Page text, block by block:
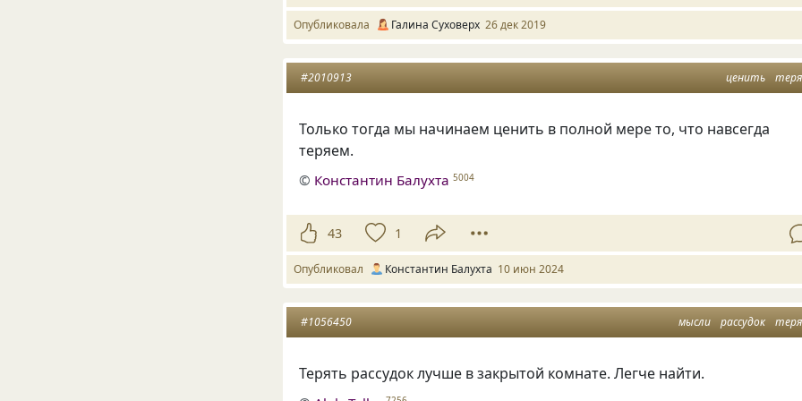
Опубликовала Галина Суховерх 26 дек 2019
ценить
#2010913
Только тогда мы начинаем ценить в полной мере то, что навсегда
теряем.
© Константин Балухта 5004
43 1
Опубликовал Константин Балухта 10 июн 2024
мысли рассудок
#1056450
Терять рассудок лучше в закрытой комнате. Легче найти.